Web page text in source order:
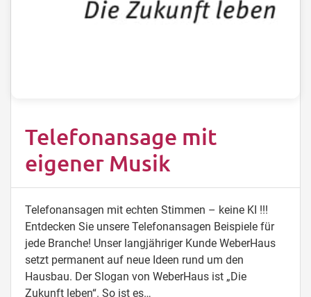
Telefonansage mit
eigener Musik
Telefonansagen mit echten Stimmen – keine KI !!!
Entdecken Sie unsere Telefonansagen Beispiele für
jede Branche! Unser langjähriger Kunde WeberHaus
setzt permanent auf neue Ideen rund um den
Hausbau. Der Slogan von WeberHaus ist „Die
Zukunft leben“. So ist es…